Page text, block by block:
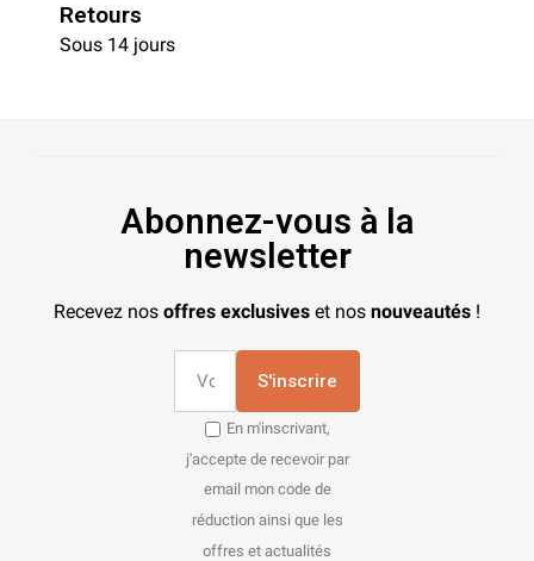
Retours
Sous 14 jours
Abonnez-vous à la
newsletter
Recevez nos offres exclusives et nos nouveautés !
S'inscrire
En m'inscrivant,
j'accepte de recevoir par
email mon code de
réduction ainsi que les
offres et actualités